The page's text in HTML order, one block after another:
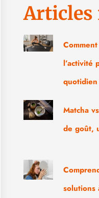
Articles
l’activité
quotidien
Matcha
de goût,
solutions